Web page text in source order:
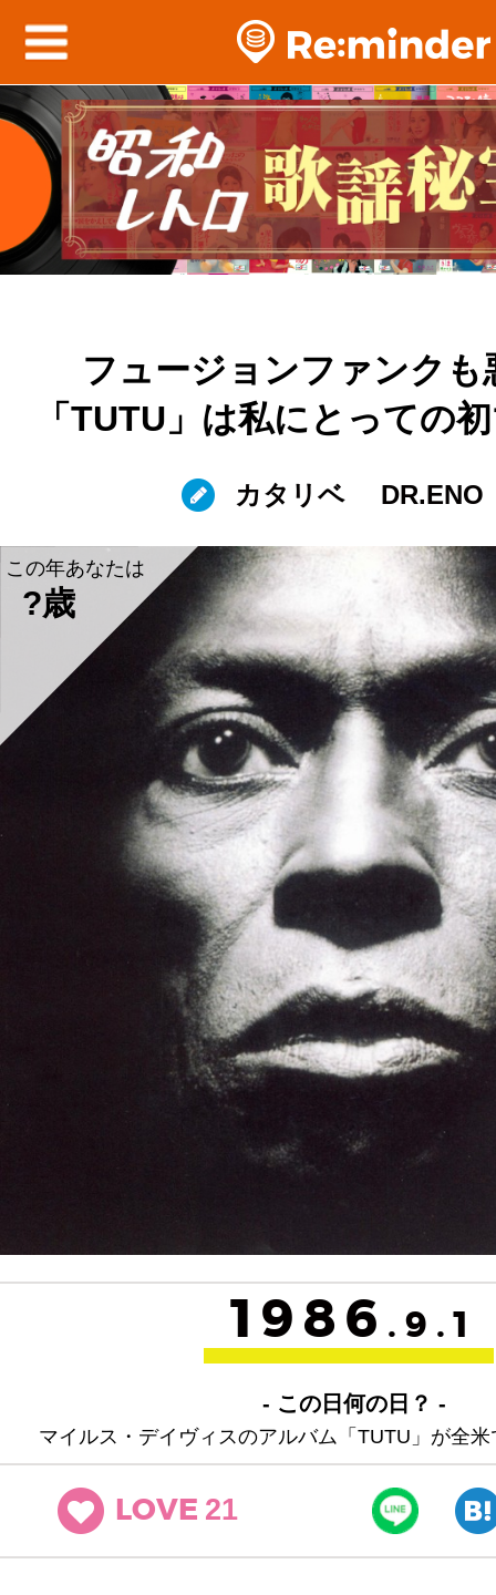
フュージョンファンクも
「TUTU」は私にとっての
カタリベ DR.ENO
この年あなたは
?歳
1986 .9.1
- この日何の日？ -
マイルス・デイヴィスのアルバム「TUTU」が全
LOVE 21